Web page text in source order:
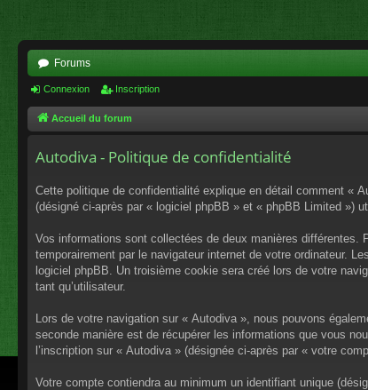
Forums
Connexion Inscription
Accueil du forum
Autodiva - Politique de confidentialité
Cette politique de confidentialité explique en détail comment «
(désigné ci-après par « logiciel phpBB » et « phpBB Limited »)
Vos informations sont collectées de deux manières
temporairement par le navigateur internet de votre ordinateur.
logiciel phpBB. Un troisième cookie sera créé lors de votre
tant qu’utilisateur.
Lors de votre navigation sur « Autodiva », nous pouvons
seconde manière est de récupérer les informations que vous
l’inscription sur « Autodiva » (désignée ci-après par « votre
Votre compte contiendra au minimum un identifiant unique